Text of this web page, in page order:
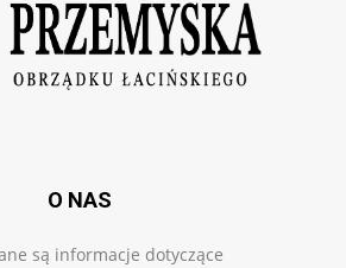
O NAS
są informacje dotyczące